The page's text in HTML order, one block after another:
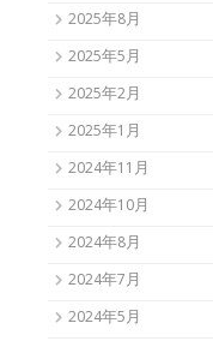
2025年8月
2025年5月
2025年2月
2025年1月
2024年11月
2024年10月
2024年8月
2024年7月
2024年5月